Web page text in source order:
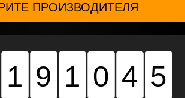
ПРОИЗВОДИТЕЛЯ
191045